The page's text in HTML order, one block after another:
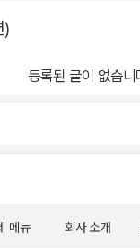
#키즈프렌즈#수학적
보조교재, #스프링핸
부터 도서를 무료로 제
해보았던 6 X 6 퍼즐
도록 구성되어 있다.
하게 설계된 문제들로
, 8 X 8 퍼즐일지라도 많은 숫자
그 난이도를 낮추는
이 들었다. ​아직은 아이
한 난이도로 생각된다.
)
등록된 글이 없습니
메뉴 회사 소개